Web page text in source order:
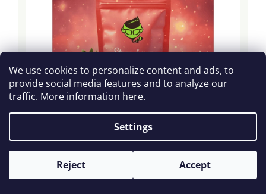
We use cookies to personalize content and ads, to
provide social media features and to analyze our
traffic. More information here.
Settings
Reject Accept
TABLETTEN · FRUCHT